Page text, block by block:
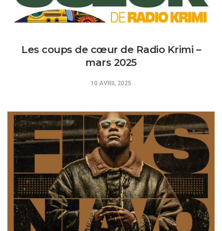
Les coups de cœur de Radio Krimi –
mars 2025
10 AVRIL 2025